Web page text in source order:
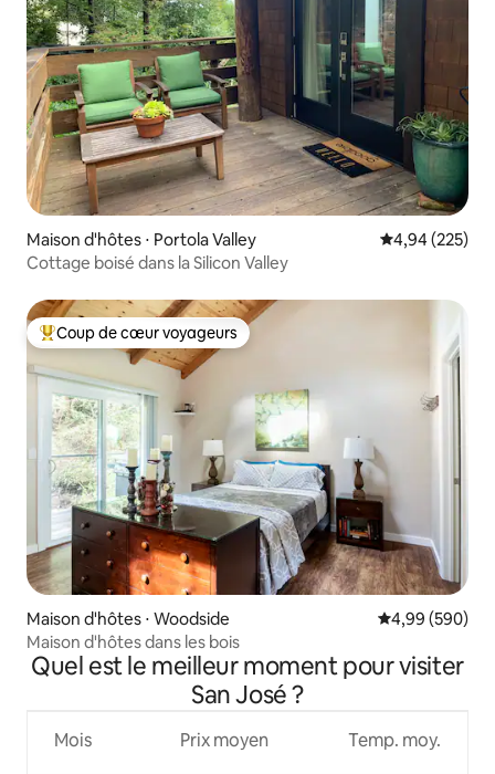
Maison d'hôtes ⋅ Portola Valley Évaluation
4,94 (225)
Cottage boisé dans la Silicon Valley
Coups de cœur voyageurs les plus appréciés
Coup de cœur voyageurs
Maison d'hôtes ⋅ Woodside Évaluation
4,99 (590)
Maison d'hôtes dans les bois
Quel est le meilleur moment pour visiter
San José ?
Mois Prix moyen Temp. moy.